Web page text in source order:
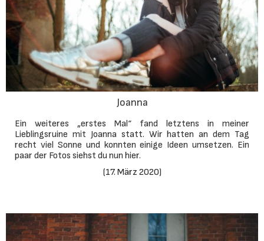
Joanna
Ein weiteres „erstes Mal“ fand letztens in meiner
Lieblingsruine mit Joanna statt. Wir hatten an dem Tag
recht viel Sonne und konnten einige Ideen umsetzen. Ein
paar der Fotos siehst du nun hier.
(17. März 2020)